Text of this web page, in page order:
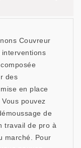
Couvreur
des
en place
pouvez
de
travail de pro à
marché. Pour